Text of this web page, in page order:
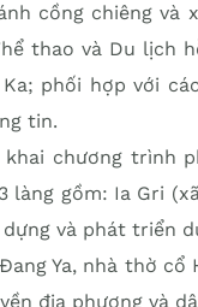
cồng chiêng
thao và Du lịch
Ka; phối hợp với
tin.
chương trình
làng gồm: Ia Gri
dựng và phát triển
Ya, nhà thờ cổ
địa phương và